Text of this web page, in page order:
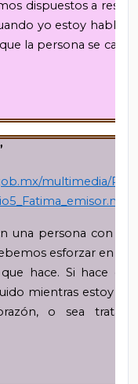
dispuestos a
yo estoy
la persona se
multimedia/
una persona con la
esforzar en
hace. Si hace
mientras estoy
o sea tratar